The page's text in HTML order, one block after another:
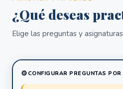
¿Qué deseas
Elige las preguntas y
CONFIGURAR PREGUNTAS